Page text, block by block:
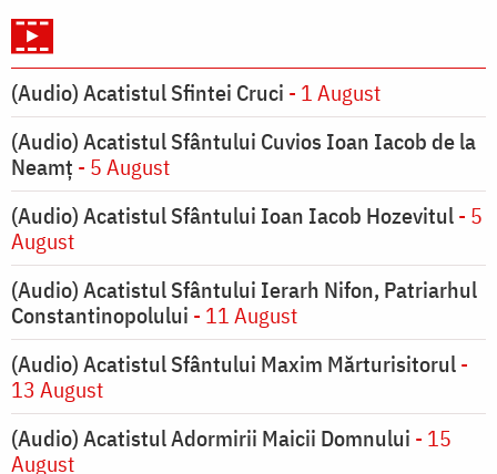
(Audio) Acatistul Sfintei Cruci - 1 August
(Audio) Acatistul Sfântului Cuvios Ioan Iacob de la
Neamț - 5 August
(Audio) Acatistul Sfântului Ioan Iacob Hozevitul- 5
August
(Audio) Acatistul Sfântului Ierarh Nifon, Patriarhul
Constantinopolului - 11 August
(Audio) Acatistul Sfântului Maxim Mărturisitorul-
13 August
(Audio) Acatistul Adormirii Maicii Domnului - 15
August